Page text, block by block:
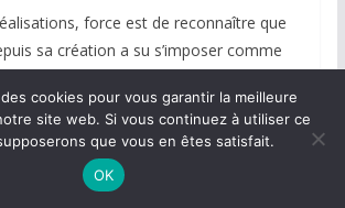
force est de reconnaître que
sa création a su s’imposer comme
Ses réalisations en matière
de maintien de la paix, de
durable, de lutte contre le terrorisme et
droits de l’homme témoignent de
cookies pour vous garantir la meilleure
site web. Si vous continuez à utiliser ce
que vous en êtes satisfait.
OK